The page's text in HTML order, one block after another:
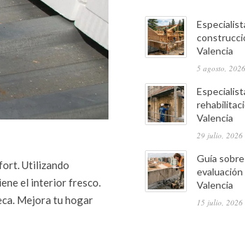
Utilizando
el interior fresco.
Mejora tu hogar
Valencia
5 agosto, 2026
Valencia
29 julio, 2026
Guía
Valencia
15 julio, 2026